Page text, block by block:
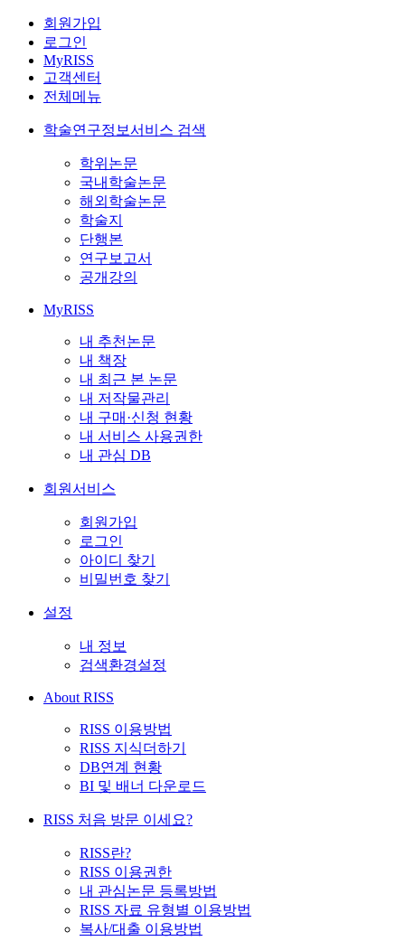
회원가입
로그인
MyRISS
고객센터
전체메뉴
학술연구정보서비스 검색
학위논문
국내학술논문
해외학술논문
학술지
단행본
연구보고서
공개강의
MyRISS
내 추천논문
내 책장
내 최근 본 논문
내 저작물관리
내 구매·신청 현황
내 서비스 사용권한
내 관심 DB
회원서비스
회원가입
로그인
아이디 찾기
비밀번호 찾기
설정
내 정보
검색환경설정
About RISS
RISS 이용방법
RISS 지식더하기
DB연계 현황
BI 및 배너 다운로드
RISS 처음 방문 이세요?
RISS란?
RISS 이용권한
내 관심논문 등록방법
RISS 자료 유형별 이용방법
복사/대출 이용방법